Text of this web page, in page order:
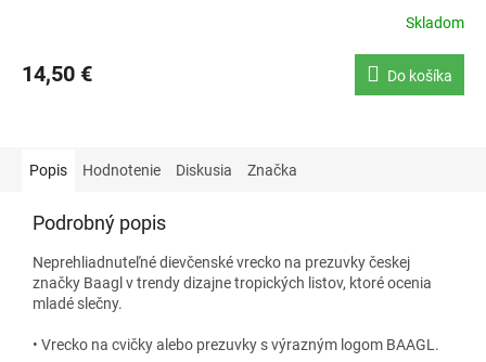
Skladom
14,50 € Do košíka
Popis Hodnotenie Diskusia Značka
Podrobný popis
Neprehliadnuteľné dievčenské vrecko na prezuvky českej
značky Baagl v trendy dizajne tropických listov, ktoré ocenia
mladé slečny.
• Vrecko na cvičky alebo prezuvky s výrazným logom BAAGL.